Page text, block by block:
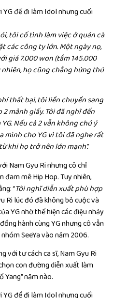
tôi cố tình làm việc ở quán cà
các công ty lớn. Một ngày nọ,
giá 7.000 won (tầm 145.000
nhiên, họ cũng chẳng hứng thú
thất bại, tôi liền chuyển sang
mảnh giấy. Tôi đã nghĩ đến
Nếu cả 2 vẫn không chú ý
mình cho YG vì tôi đã nghe rất
khi họ trở nên lớn mạnh”.
Nam Gyu Ri nhưng cô chỉ
đam mê Hip Hop. Tuy nhiên,
“Tôi nghĩ diễn xuất phù hợp
Ri lúc đó đã không bỏ cuộc và
YG nhờ thể hiện các điệu nhảy
hành cùng YG nhưng cô vẫn
SeeYa vào năm 2006.
với tư cách ca sĩ, Nam Gyu Ri
con đường diễn xuất làm
Yang” năm nào.